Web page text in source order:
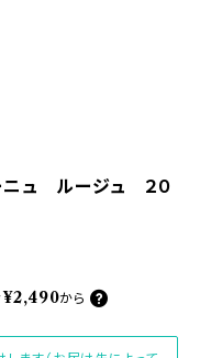
ニュ ルージュ ２０
¥2,490から